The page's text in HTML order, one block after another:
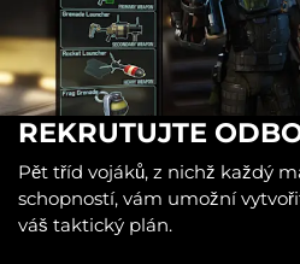
REKRUTUJTE
Pět tříd vojáků, z nichž každý
schopností, vám umožní
váš taktický plán.